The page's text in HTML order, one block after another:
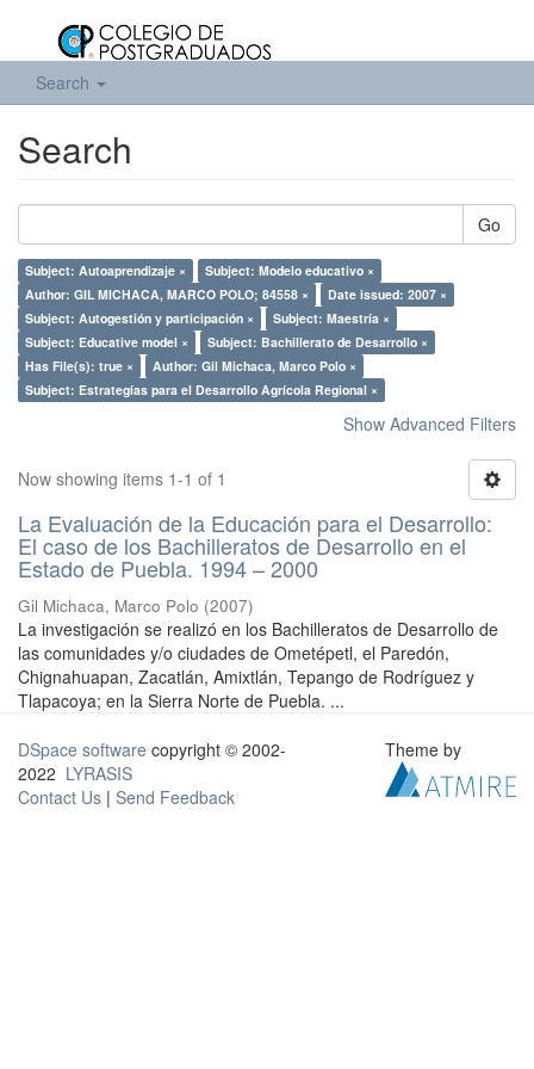
Search
Search
Go
Subject: Autoaprendizaje ×
Subject: Modelo educativo ×
Author: GIL MICHACA, MARCO POLO; 84558 ×
Date issued: 2007 ×
Subject: Autogestión y participación ×
Subject: Maestría ×
Subject: Educative model ×
Subject: Bachillerato de Desarrollo ×
Has File(s): true ×
Author: Gil Michaca, Marco Polo ×
Subject: Estrategías para el Desarrollo Agrícola Regional ×
Show Advanced Filters
Now showing items 1-1 of 1
La Evaluación de la Educación para el Desarrollo:
El caso de los Bachilleratos de Desarrollo en el
Estado de Puebla. 1994 – 2000
Gil Michaca, Marco Polo (2007)
La investigación se realizó en los Bachilleratos de Desarrollo de
las comunidades y/o ciudades de Ometépetl, el Paredón,
Chignahuapan, Zacatlán, Amixtlán, Tepango de Rodríguez y
Tlapacoya; en la Sierra Norte de Puebla. ...
DSpace software copyright © 2002-
2022 LYRASIS
Contact Us | Send Feedback
Theme by